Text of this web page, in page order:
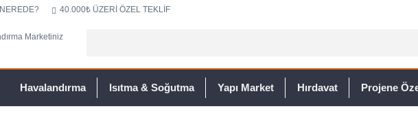
40.000₺ ÜZERİ ÖZEL TEKLİF
Havalandırma Isıtma & Soğutma Yapı Market Hırdavat Projene